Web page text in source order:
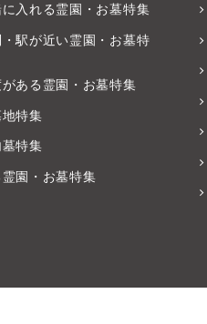
入れる霊園・お墓特集
駅が近い霊園・お墓特
ある霊園・お墓特集
特集
特集
園・お墓特集